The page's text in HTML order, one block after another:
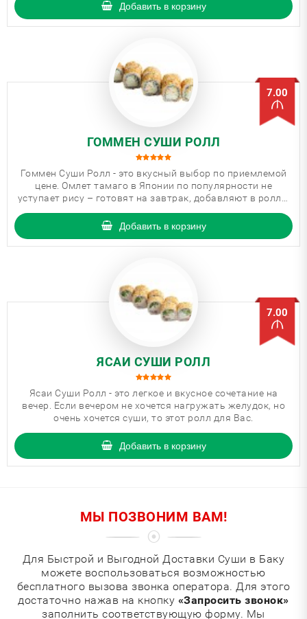
Добавить в корзину
ГОММЕН СУШИ РОЛЛ
7.00
Гоммен Суши Ролл - это вкусный выбор по приемлемой
цене. Омлет тамаго в Японии по популярности не
уступает рису – готовят на завтрак, добавляют в роллы
Добавить в корзину
ЯСАИ СУШИ РОЛЛ
7.00
Ясаи Суши Ролл - это легкое и вкусное сочетание на
вечер. Если вечером не хочется нагружать желудок, но
очень хочется суши, то этот ролл для Вас.
Добавить в корзину
МЫ ПОЗВОНИМ ВАМ!
Для Быстрой и Выгодной Доставки Суши в Баку
можете воспользоваться возможностью
бесплатного вызова звонка оператора. Для этого
достаточно нажав на кнопку «Запросить звонок»
заполнить соответствующую форму. Мы